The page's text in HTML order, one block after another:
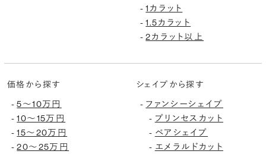
-1カラット
-1.5カラット
-2カラット以上
価格から探す
-5〜10万円
-10〜15万円
-15〜20万円
-20〜25万円
シェイプから探す
- ファンシーシェイプ
- プリンセスカット
- ペアシェイプ
- エメラルドカット